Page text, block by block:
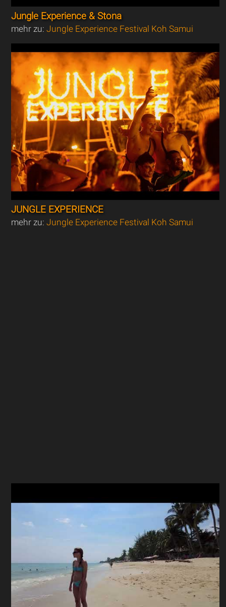
Jungle Experience & Stona
mehr zu:Jungle Experience Festival Koh Samui
JUNGLE EXPERIENCE
mehr zu:Jungle Experience Festival Koh Samui